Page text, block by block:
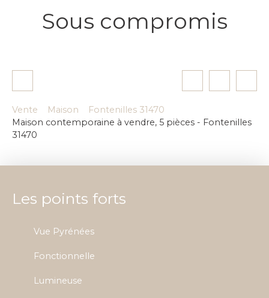
Sous compromis
Vente Maison
Fontenilles 31470
Maison contemporaine à vendre, 5 pièces - Fontenilles
31470
Les points forts
Vue Pyrénées
Fonctionnelle
Lumineuse